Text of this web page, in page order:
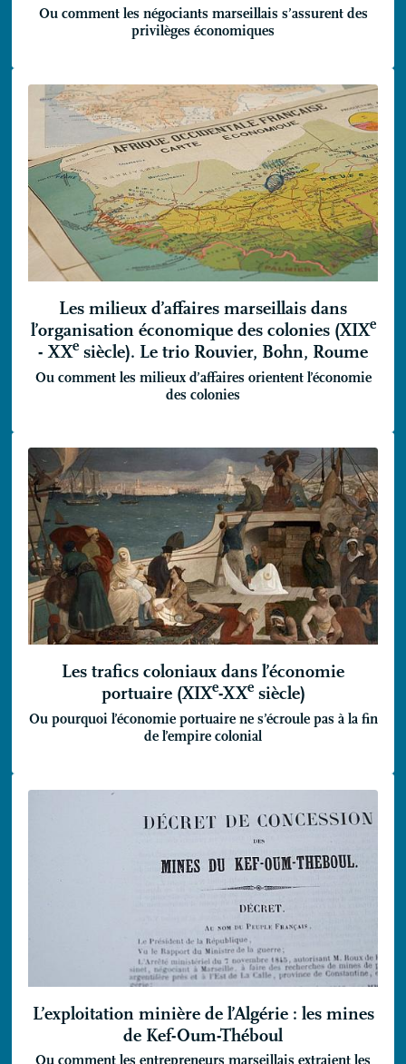
Ou comment les négociants marseillais s’assurent des
privilèges économiques
Les milieux d’affaires marseillais dans
l’organisation économique des colonies (XIXe
-XXe siècle). Le trio Rouvier, Bohn, Roume
Ou comment les milieux d’affaires orientent l’économie
des colonies
Les trafics coloniaux dans l’économie
portuaire (XIXe-XXesiècle)
Ou pourquoi l’économie portuaire ne s’écroule pas à la fin
de l’empire colonial
L’exploitation minière de l’Algérie : les mines
de Kef-Oum-Théboul
Ou comment les entrepreneurs marseillais extraient les